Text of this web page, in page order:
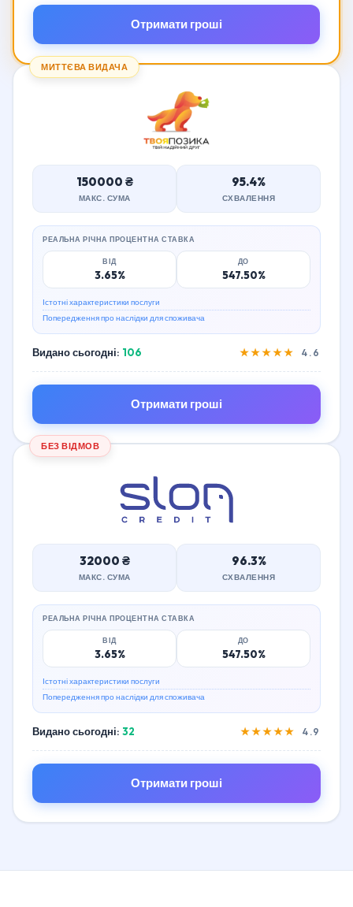
Отримати гроші
МИТТЄВА ВИДАЧА
150000 ₴
МАКС. СУМА
95.4%
СХВАЛЕННЯ
РЕАЛЬНА РІЧНА ПРОЦЕНТНА СТАВКА
ВІД
3.65%
ДО
547.50%
Істотні характеристики послуги
Попередження про наслідки для споживача
Видано сьогодні: 106 ★★★★★ 4.6
Отримати гроші
БЕЗ ВІДМОВ
32000 ₴
МАКС. СУМА
96.3%
СХВАЛЕННЯ
РЕАЛЬНА РІЧНА ПРОЦЕНТНА СТАВКА
ВІД
3.65%
ДО
547.50%
Істотні характеристики послуги
Попередження про наслідки для споживача
Видано сьогодні: 32 ★★★★★ 4.9
Отримати гроші